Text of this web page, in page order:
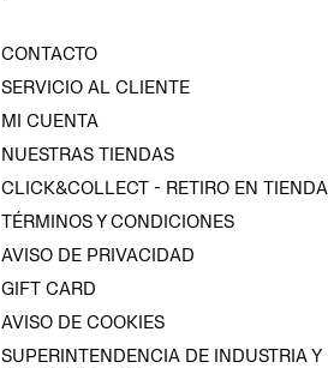
CONTACTO
SERVICIO AL CLIENTE
MI CUENTA
NUESTRAS TIENDAS
CLICK&COLLECT - RETIRO EN TIENDA
TÉRMINOS Y CONDICIONES
AVISO DE PRIVACIDAD
GIFT CARD
AVISO DE COOKIES
SUPERINTENDENCIA DE INDUSTRIA Y